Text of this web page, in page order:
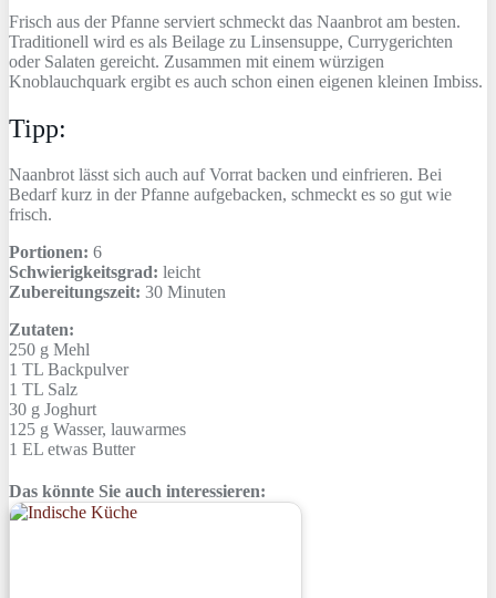
Frisch aus der Pfanne serviert schmeckt das Naanbrot am besten.
Traditionell wird es als Beilage zu Linsensuppe, Currygerichten
oder Salaten gereicht. Zusammen mit einem würzigen
Knoblauchquark ergibt es auch schon einen eigenen kleinen Imbiss.
Tipp:
Naanbrot lässt sich auch auf Vorrat backen und einfrieren. Bei
Bedarf kurz in der Pfanne aufgebacken, schmeckt es so gut wie
frisch.
Portionen: 6
Schwierigkeitsgrad: leicht
Zubereitungszeit: 30 Minuten
Zutaten:
250 g Mehl
1 TL Backpulver
1 TL Salz
30 g Joghurt
125 g Wasser, lauwarmes
1 EL etwas Butter
Das könnte Sie auch interessieren: